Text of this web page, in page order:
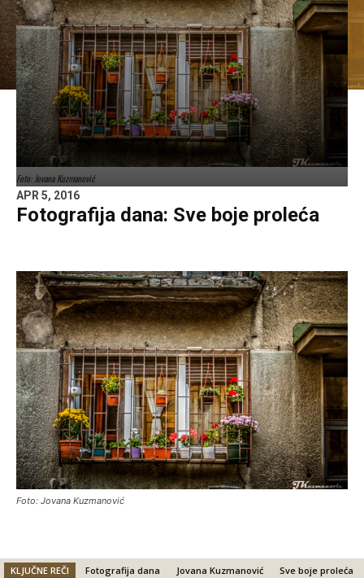
Foto: Jovana Kuzmanović
APR 5, 2016
Fotografija dana: Sve boje proleća
Foto: Jovana Kuzmanović
KLJUČNE REČI Fotografija dana Jovana Kuzmanović Sve boje proleća